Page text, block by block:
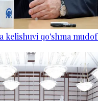
kelishuvi qo'shma